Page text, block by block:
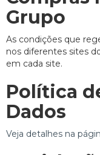
Grupo
As condições que
nos diferentes sites
em cada site.
Política
Dados
Veja detalhes na